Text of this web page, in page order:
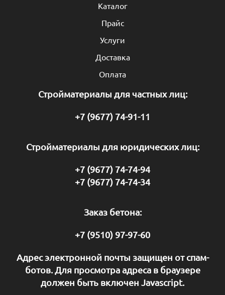
Каталог
Прайс
Услуги
Доставка
Оплата
Стройматериалы для частных лиц:
+7 (9677) 74-91-11
Стройматериалы для юридических лиц:
+7 (9677) 74-74-94
+7 (9677) 74-74-34
Заказ бетона:
+7 (9510) 97-97-60
Адрес электронной почты защищен от спам-
ботов. Для просмотра адреса в браузере
должен быть включен Javascript.